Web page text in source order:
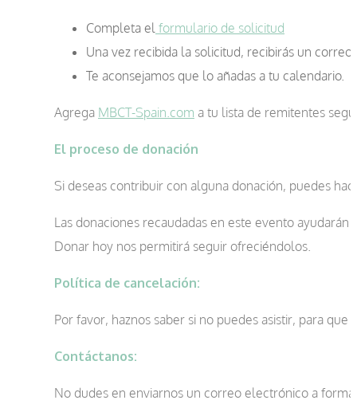
Completa el formulario de solicitud
Una vez recibida la solicitud, recibirás un
Te aconsejamos que lo añadas a tu calendario.
Agrega MBCT-Spain.com a tu lista de remitentes
El proceso de donación
Si deseas contribuir con alguna donación, puedes
Las donaciones recaudadas en este evento
Donar hoy nos permitirá seguir ofreciéndolos.
Política de cancelación:
Por favor, haznos saber si no puedes asistir, para
Contáctanos:
No dudes en enviarnos un correo electrónico a